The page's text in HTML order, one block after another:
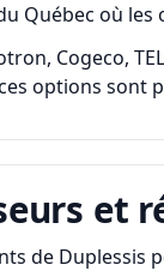
Québec où
Cogeco,
options sont
et
de